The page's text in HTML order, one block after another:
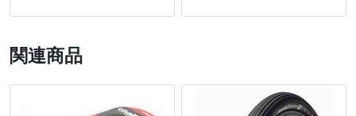
関連商品